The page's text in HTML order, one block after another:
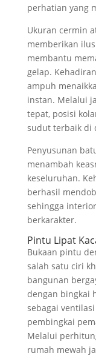
perhatian yang
Ukuran cermin
memberikan
membantu
gelap.
ampuh
instan. Melalui
tepat, posisi
sudut terbaik di
Penyusunan
menambah
keseluruhan.
berhasil
sehingga
berkarakter.
Pintu Lipat
Bukaan pintu
salah satu ciri
bangunan
dengan bingkai
sebagai
pembingkai
Melalui
rumah mewah